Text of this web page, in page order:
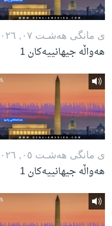
ی مانگی هه‌شـت ٠٧, ٢٠٢٦
هەواڵە جیهانییەکان 1
ی مانگی هه‌شـت ٠٥, ٢٠٢٦
هەواڵە جیهانییەکان 1